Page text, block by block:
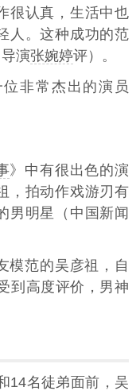
很认真，生活中也
人。这种成功的范
演张婉婷评）。
非常杰出的演员
》中有很出色的演
，拍动作戏游刃有
男明星（中国新闻
模范的吴彦祖，自
到高度评价，男神
14名徒弟面前，吴